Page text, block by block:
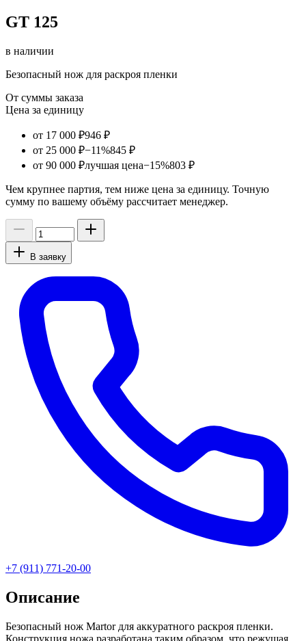
GT 125
в наличии
Безопасный нож для раскроя пленки
От суммы заказа
Цена за единицу
от 17 000 ₽946 ₽
от 25 000 ₽−11%845 ₽
от 90 000 ₽лучшая цена−15%803 ₽
Чем крупнее партия, тем ниже цена за единицу. Точную
сумму по вашему объёму рассчитает менеджер.
В заявку
+7 (911) 771-20-00
Описание
Безопасный нож Martor для аккуратного раскроя пленки.
Конструкция ножа разработана таким образом, что режущая